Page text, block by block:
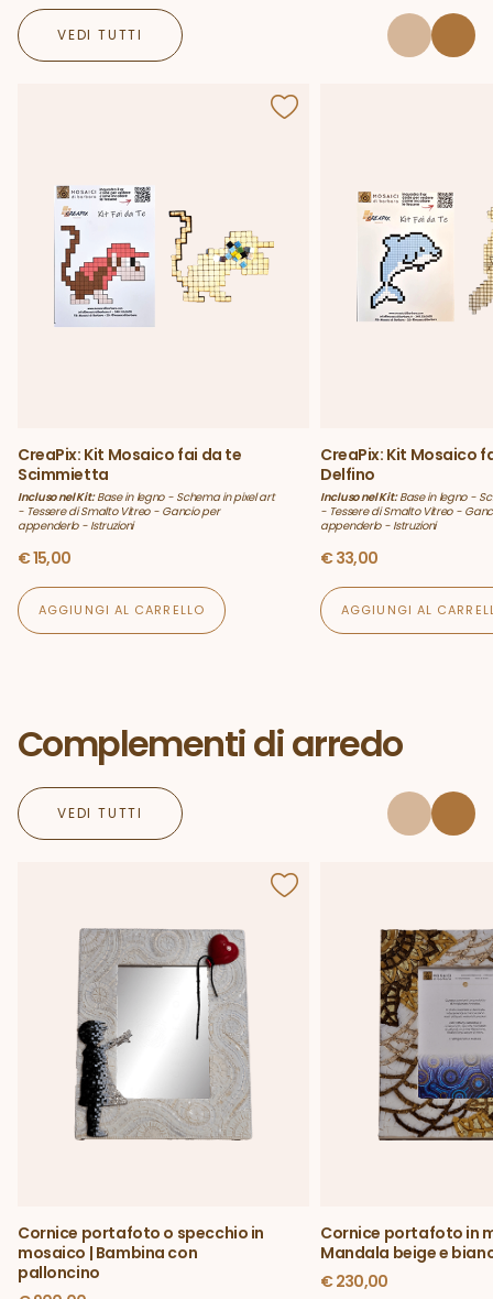
VEDI TUTTI
CreaPix: Kit Mosaico fai da te
Scimmietta
Incluso nel Kit:Base in legno - Schema in pixel art
- Tessere di Smalto Vitreo - Gancio per
appenderlo - Istruzioni
€15,00
AGGIUNGI AL CARRELLO
CreaPix: Kit Mosaico
Delfino
Incluso nel Kit:Base in legno -
- Tessere di Smalto Vitreo -
appenderlo - Istruzioni
€33,00
AGGIUNGI AL
Complementi di arredo
VEDI TUTTI
Cornice portafoto o specchio in
mosaico | Bambina con
palloncino
Cornice portafoto in
Mandala beige e
€230,00